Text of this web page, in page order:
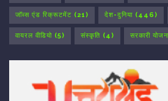
जॉब्स एंड रिक्रूटमेंट (21) देश-दुनिया (446)
वायरल वीडियो (5) संस्कृति (4) सरकारी